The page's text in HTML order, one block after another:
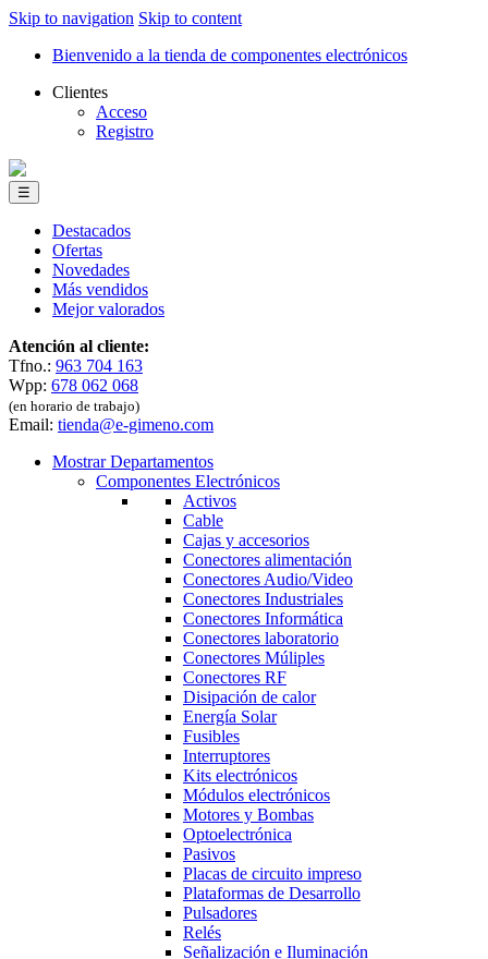
Skip to navigation Skip to content
Bienvenido a la tienda de componentes electrónicos
Clientes
Acceso
Registro
☰
Destacados
Ofertas
Novedades
Más vendidos
Mejor valorados
Atención al cliente:
Tfno.: 963 704 163
Wpp: 678 062 068
(en horario de trabajo)
Email: tienda@e-gimeno.com
Mostrar Departamentos
Componentes Electrónicos
Activos
Cable
Cajas y accesorios
Conectores alimentación
Conectores Audio/Video
Conectores Industriales
Conectores Informática
Conectores laboratorio
Conectores Múliples
Conectores RF
Disipación de calor
Energía Solar
Fusibles
Interruptores
Kits electrónicos
Módulos electrónicos
Motores y Bombas
Optoelectrónica
Pasivos
Placas de circuito impreso
Plataformas de Desarrollo
Pulsadores
Relés
Señalización e Iluminación